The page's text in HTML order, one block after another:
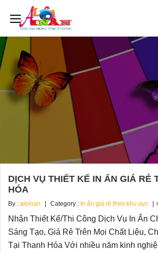
DỊCH VỤ THIẾT KẾ IN ẤN GIÁ RẺ
HÓA
By : aloinan Category : In ấn giá rẻ theo khu vực
Nhận Thiết Kế/Thi Công Dịch Vụ In Ấn
Sáng Tạo, Giá Rẻ Trên Mọi Chất Liệu,
Tại Thanh Hóa Với nhiều năm kinh